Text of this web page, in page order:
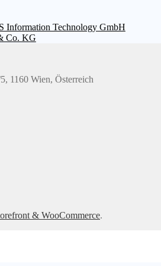
Technology GmbH
Co. KG
1160 Wien, Österreich
& WooCommerce.